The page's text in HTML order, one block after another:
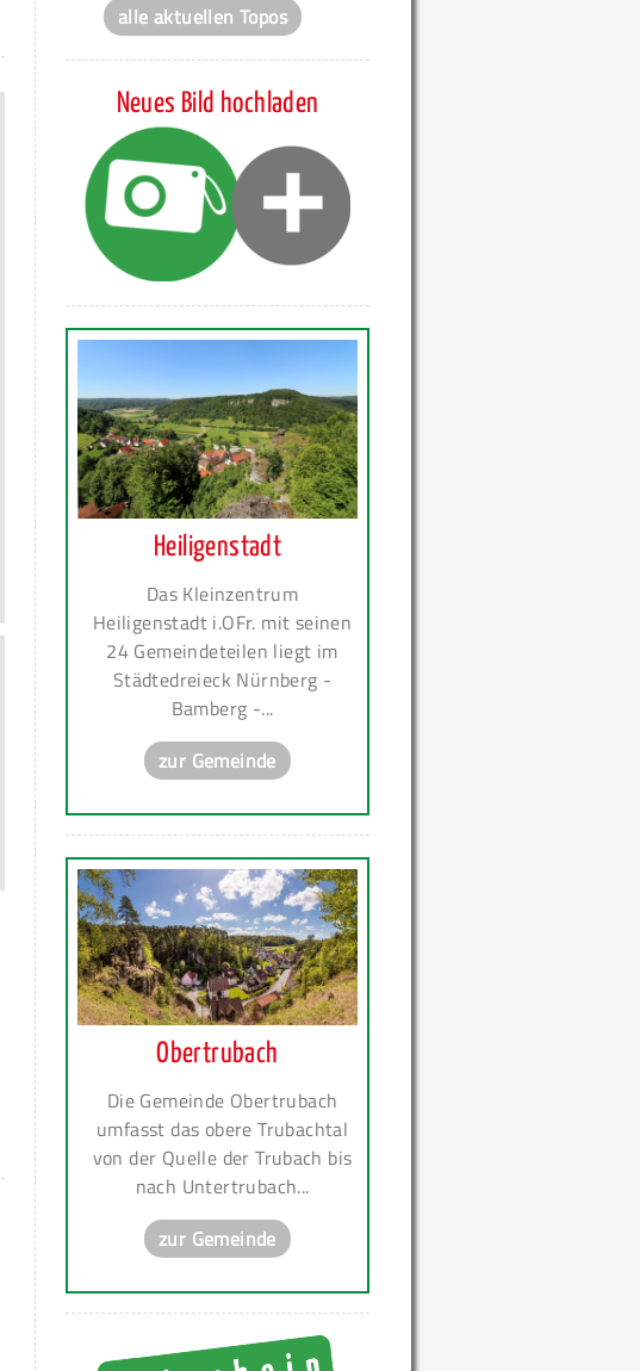
alle aktuellen Topos
Neues Bild hochladen
Heiligenstadt
Das Kleinzentrum
Heiligenstadt i.OFr. mit seinen
24 Gemeindeteilen liegt im
Städtedreieck Nürnberg -
Bamberg -...
zur Gemeinde
Obertrubach
Die Gemeinde Obertrubach
umfasst das obere Trubachtal
von der Quelle der Trubach bis
nach Untertrubach...
zur Gemeinde